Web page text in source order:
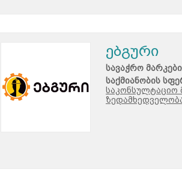
ებგური
სავაჭრო
საქმიანობის
საკონსულტაციო